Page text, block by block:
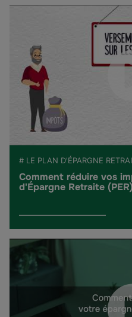
# LE PLAN D'ÉPARGNE
Comment réduire vos
d'Épargne Retraite